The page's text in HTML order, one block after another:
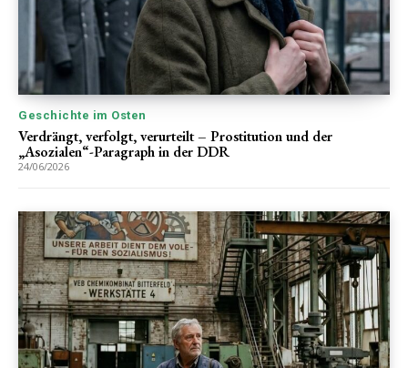
Geschichte im Osten
Verdrängt, verfolgt, verurteilt – Prostitution und der
„Asozialen“-Paragraph in der DDR
24/06/2026